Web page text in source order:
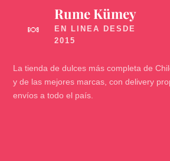
🍬
Rume Kümey
La tienda de dulces más completa de
y de las mejores marcas, con delivery
envíos a todo el país.